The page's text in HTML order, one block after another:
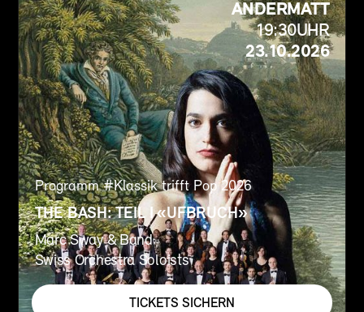
ANDERMATT
19:30UHR
23.10.2026
Programm #Klassik trifft Pop 2026
THE BASH: TEIL I «UFBRUCH»
Marc Sway & Band
Swiss Orchestra Soloists
TICKETS SICHERN